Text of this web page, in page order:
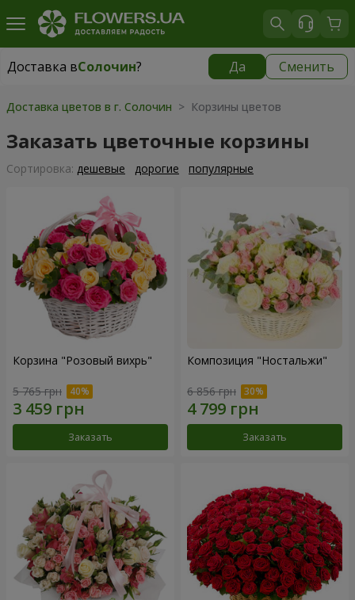
Доставка вСолочин? Да Сменить
Доставка вСолочин|
Доставка цветов в г. Солочин > Корзины цветов
Заказать цветочные корзины
Cортировка: дешевые дорогие популярные
Корзина "Розовый вихрь"
5 765 грн
Заказать
Композиция "Ностальжи"
6 856 грн
Заказать